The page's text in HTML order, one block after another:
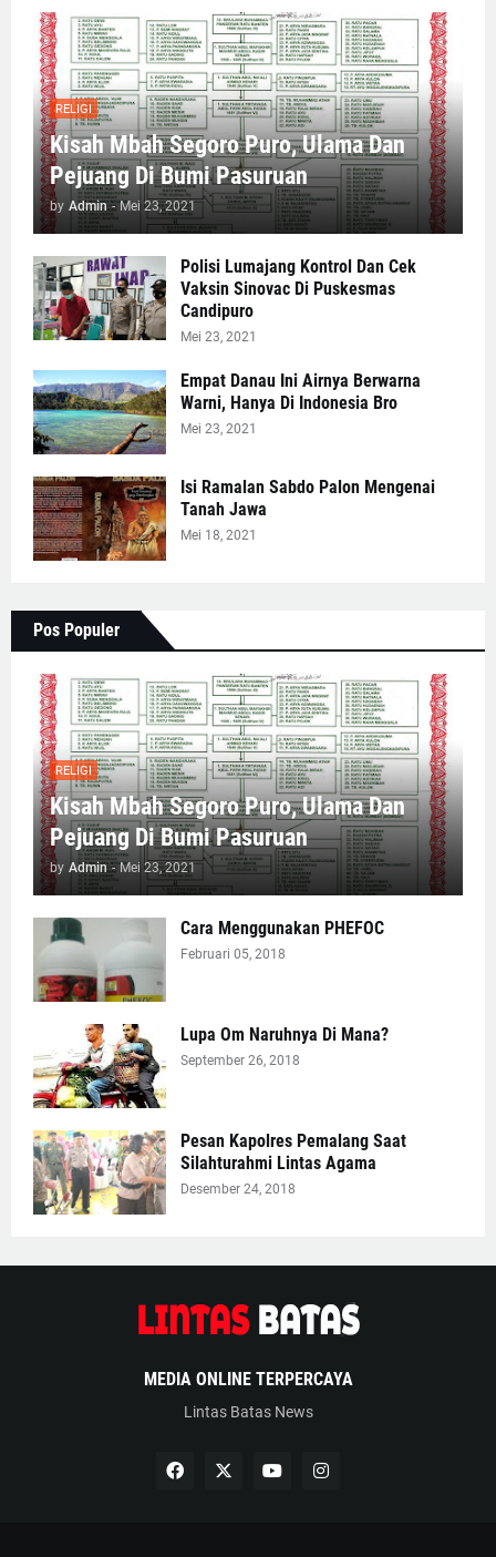
RELIGI
Kisah Mbah Segoro Puro, Ulama Dan
Pejuang Di Bumi Pasuruan
by Admin - Mei 23, 2021
Polisi Lumajang Kontrol Dan Cek
Vaksin Sinovac Di Puskesmas
Candipuro
Mei 23, 2021
Empat Danau Ini Airnya Berwarna
Warni, Hanya Di Indonesia Bro
Mei 23, 2021
Isi Ramalan Sabdo Palon Mengenai
Tanah Jawa
Mei 18, 2021
Pos Populer
RELIGI
Kisah Mbah Segoro Puro, Ulama Dan
Pejuang Di Bumi Pasuruan
by Admin - Mei 23, 2021
Cara Menggunakan PHEFOC
Februari 05, 2018
Lupa Om Naruhnya Di Mana?
September 26, 2018
Pesan Kapolres Pemalang Saat
Silahturahmi Lintas Agama
Desember 24, 2018
MEDIA ONLINE TERPERCAYA
Lintas Batas News